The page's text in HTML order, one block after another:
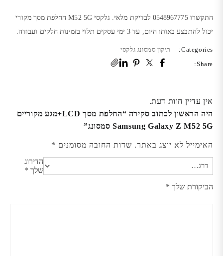
התקשרו 0548967775 לבדיקת מלאי. גלקסי M52 5G החלפת מסך מקורי
יכול להתבצע באותו היום, עד 3 ימי עסקים תלוי בזמינות חלקים ועבודה.
Categories:
תיקון סמסונג גלקסי
Share:
אין עדיין חוות דעת.
היה הראשון לכתוב סקירה “החלפת מסך LCD+מגע מקוריים
Samsung Galaxy Z M52 5G סמסונג”
האימייל לא יוצג באתר. שדות החובה מסומנים *
הדירוג
שלך *
הביקורת שלך *